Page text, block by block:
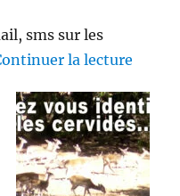
sms sur les
la lecture